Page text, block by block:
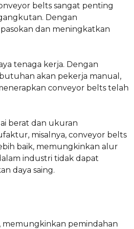
belts sangat penting
Dengan
dan meningkatkan
tenaga kerja. Dengan
akan pekerja manual,
conveyor belts telah
berat dan ukuran
misalnya, conveyor belts
baik, memungkinkan alur
industri tidak dapat
daya saing.
memungkinkan pemindahan